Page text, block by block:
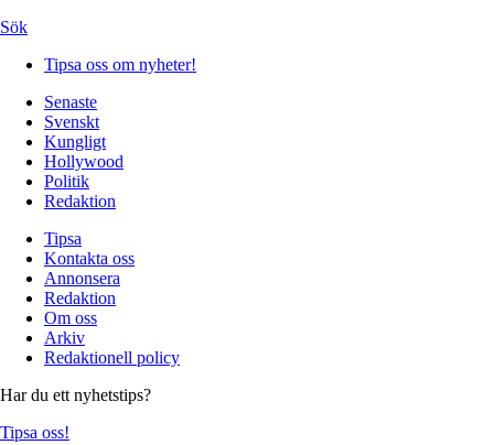
Sök
Tipsa oss om nyheter!
Senaste
Svenskt
Kungligt
Hollywood
Politik
Redaktion
Tipsa
Kontakta oss
Annonsera
Redaktion
Om oss
Arkiv
Redaktionell policy
Har du ett nyhetstips?
Tipsa oss!